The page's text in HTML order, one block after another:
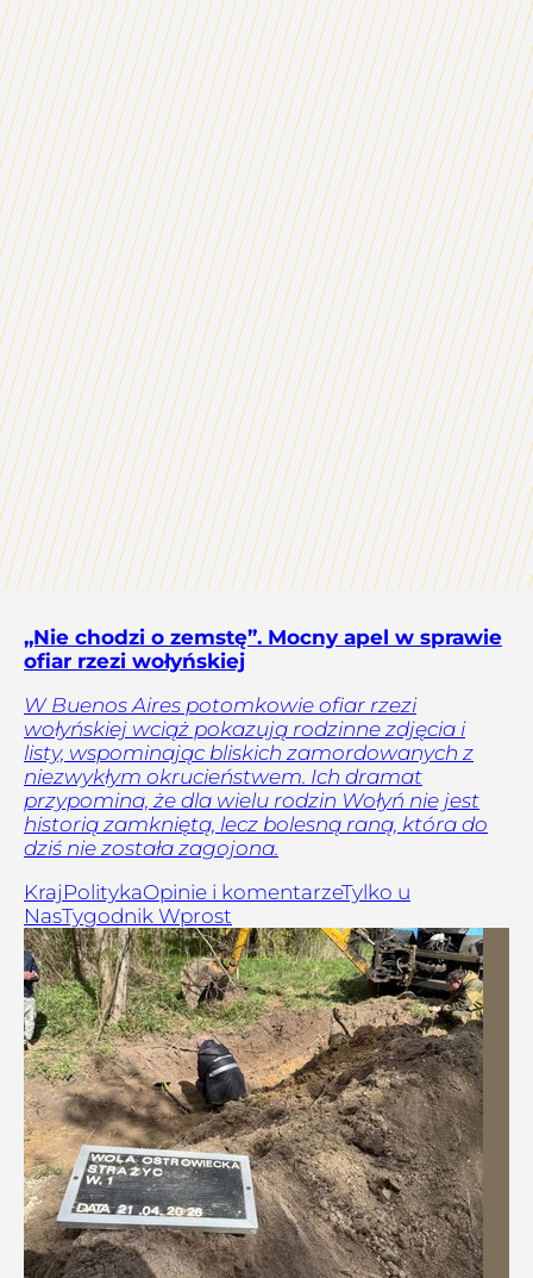
„Nie chodzi o zemstę”. Mocny apel w sprawie
ofiar rzezi wołyńskiej
W Buenos Aires potomkowie ofiar rzezi
wołyńskiej wciąż pokazują rodzinne zdjęcia i
listy, wspominając bliskich zamordowanych z
niezwykłym okrucieństwem. Ich dramat
przypomina, że dla wielu rodzin Wołyń nie jest
historią zamkniętą, lecz bolesną raną, która do
dziś nie została zagojona.
Kraj PolitykaOpinie i komentarzeTylko u
NasTygodnik Wprost